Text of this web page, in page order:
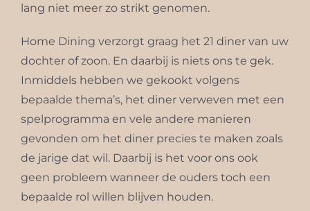
lang niet meer zo strikt genomen.
Home Dining verzorgt graag het 21 diner van uw
dochter of zoon. En daarbij is niets ons te gek.
Inmiddels hebben we gekookt volgens
bepaalde thema’s, het diner verweven met een
spelprogramma en vele andere manieren
gevonden om het diner precies te maken zoals
de jarige dat wil. Daarbij is het voor ons ook
geen probleem wanneer de ouders toch een
bepaalde rol willen blijven houden.